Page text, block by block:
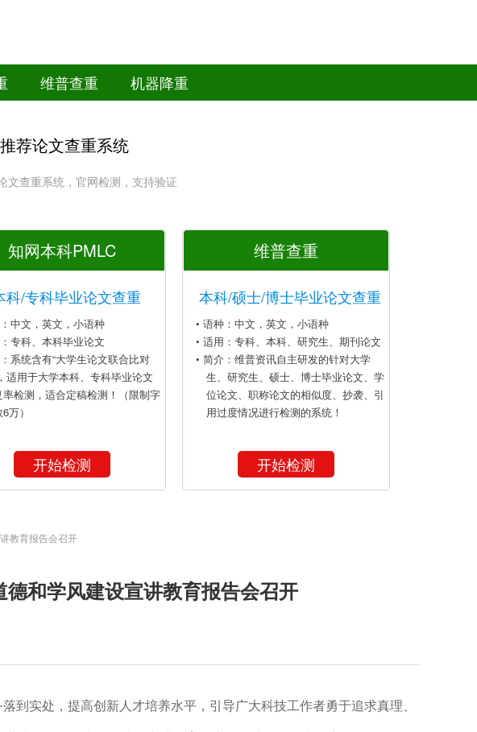
维普查重 机器降重
推荐论文查重系统
文查重系统，官网检测，支持验证
知网本科PMLC
科/专科毕业论文查重
中文，英文，小语种
专科、本科毕业论文
系统含有“大学生论文联合比对
适用于大学本科、专科毕业论文
率检测，适合定稿检测！（限制字
万）
开始检测
维普查重
本科/硕士/博士毕业论文查重
• 语种：中文，英文，小语种
• 适用：专科、本科、研究生、期刊论文
• 简介：维普资讯自主研发的针对大学
生、研究生、硕士、博士毕业论文、学
位论文、职称论文的相似度、抄袭、引
用过度情况进行检测的系统！
开始检测
教育报告会召开
和学风建设宣讲教育报告会召开
到实处，提高创新人才培养水平，引导广大科技工作者勇于追求真理、